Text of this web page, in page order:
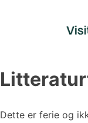
Dette er ferie og